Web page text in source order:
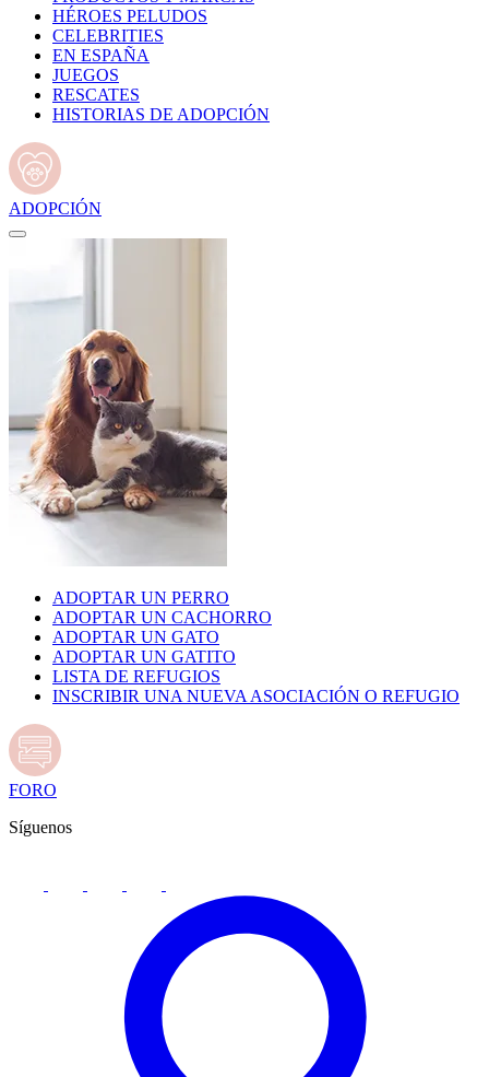
HÉROES PELUDOS
CELEBRITIES
EN ESPAÑA
JUEGOS
RESCATES
HISTORIAS DE ADOPCIÓN
ADOPCIÓN
ADOPTAR UN PERRO
ADOPTAR UN CACHORRO
ADOPTAR UN GATO
ADOPTAR UN GATITO
LISTA DE REFUGIOS
INSCRIBIR UNA NUEVA ASOCIACIÓN O REFUGIO
FORO
Síguenos